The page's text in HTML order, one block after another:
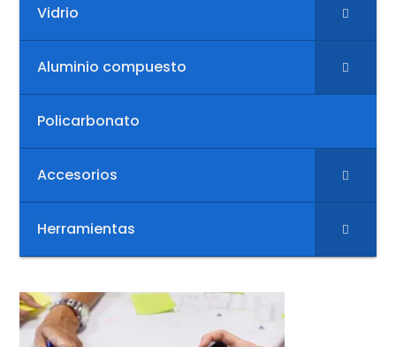
Vidrio
Aluminio compuesto
Policarbonato
Accesorios
Herramientas